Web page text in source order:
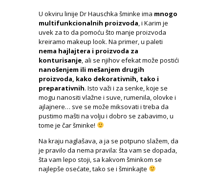
U okviru linije Dr Hauschka šminke ima mnogo
multifunkcionalnih proizvoda, i Karim je
uvek za to da pomoću što manje proizvoda
kreiramo makeup look. Na primer, u paleti
nema hajlajtera i proizvoda za
konturisanje, ali se njihov efekat može postići
nanošenjem ili mešanjem drugih
proizvoda, kako dekorativnih, tako i
preparativnih. Isto važi i za senke, koje se
mogu nanositi vlažne i suve, rumenila, olovke i
ajlajnere… sve se može miksovati i treba da
pustimo mašti na volju i dobro se zabavimo, u
tome je čar šminke!
Na kraju naglašava, a ja se potpuno slažem, da
je pravilo da nema pravila: šta vam se dopada,
šta vam lepo stoji, sa kakvom šminkom se
najlepše osećate, tako se i šminkajte